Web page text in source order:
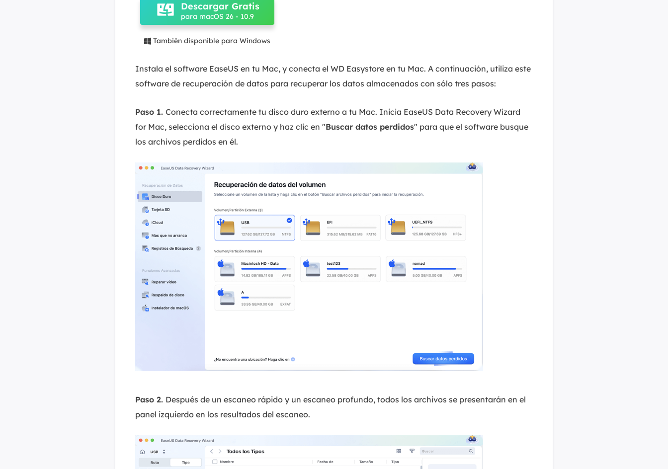
Descargar Gratis
para macOS 26 - 10.9
 También disponible para Windows
Instala el software EaseUS en tu Mac, y conecta el WD Easystore en tu Mac. A continuación, utiliza este
software de recuperación de datos para recuperar los datos almacenados con sólo tres pasos:
Paso 1. Conecta correctamente tu disco duro externo a tu Mac. Inicia EaseUS Data Recovery Wizard
for Mac, selecciona el disco externo y haz clic en "Buscar datos perdidos" para que el software busque
los archivos perdidos en él.
Paso 2. Después de un escaneo rápido y un escaneo profundo, todos los archivos se presentarán en el
panel izquierdo en los resultados del escaneo.